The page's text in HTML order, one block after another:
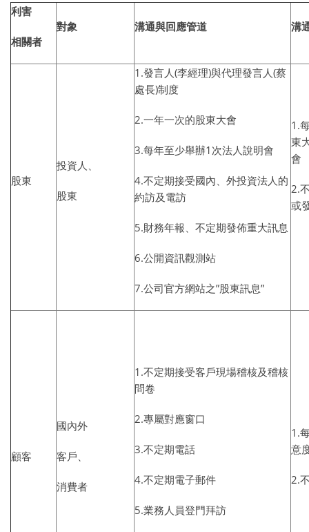
利害
相關者
對象 溝通與回應管道 溝
股東
投資人、
股東
1.發言人(李經理)與代理發言人(蔡
處長)制度
2.一年一次的股東大會
3.每年至少舉辦1次法人說明會
4.不定期接受國內、外投資法人的
約訪及電訪
5.財務年報、不定期發佈重大訊息
6.公開資訊觀測站
7.公司官方網站之”股東訊息”
1.
東
會
2.
或
顧客
國內外
客戶、
消費者
1.不定期接受客戶現場稽核及稽核
問卷
2.專屬對應窗口
3.不定期電話
4.不定期電子郵件
5.業務人員登門拜訪
1.
意
2.